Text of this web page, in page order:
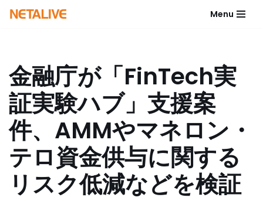
ン
ツ
へ
ス
キ
ッ
プ
Menu
金融庁が「FinTech実
証実験ハブ」支援案
件、AMMやマネロン・
テロ資金供与に関する
リスク低減などを検証